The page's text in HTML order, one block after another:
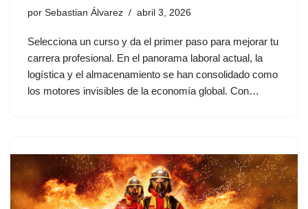
por Sebastian Álvarez abril 3, 2026
Selecciona un curso y da el primer paso para mejorar tu
carrera profesional. En el panorama laboral actual, la
logística y el almacenamiento se han consolidado como
los motores invisibles de la economía global. Con…